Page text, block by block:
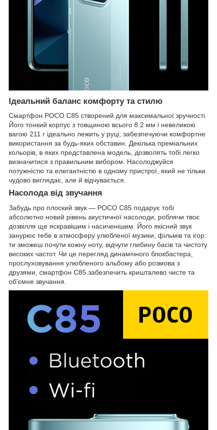
Ідеальний баланс комфорту та стилю
Смартфон POCO C85 створений для максимальної зручності.
Його тонкий корпус з товщиною всього 8.2 мм і невеликою
вагою 211 г ідеально лежить у руці, забезпечуючи комфортне
використання за будь-яких обставин. Декілька преміальних
кольорів, в яких представлена модель, дозволять тобі легко
визначитися з правильним вибором. Насолоджуйся
потужністю та елегантністю в одному пристрої, який не тільки
чудово виглядає, але й відчувається.
Насолода від звучання
Забудь про плоский звук — POCO C85 подарує тобі
абсолютно новий рівень акустичної насолоди, роблячи твоє
дозвілля ще яскравішим і насиченішим. Його якісний звук
занурює тебе в атмосферу улюбленої музики, фільмів та ігор:
ти зможеш почути кожну ноту, відчути глибину басів та чистоту
високих частот. Чи це перегляд динамічного блокбастера,
прослуховування улюбленого альбому або розмова з
друзями, смартфон C85 забезпечить кришталево чисте та
об'ємне звучання.